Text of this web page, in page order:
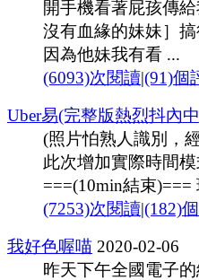
開手機看著屁孩傳
沒有血緣的妹妹］
因為他妹我有看 ...
(6093)次閱讀|(91)個
Uber易(完整版熱烈抖內
(照片怕熟人識別，
此次增加實際時間
===(10min結束)===
(7253)次閱讀|(182)
我好色喔喵 2020-02-06
昨天下午全國電子